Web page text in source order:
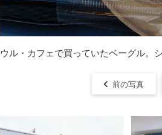
ウル・カフェで買っていたベーグル。
前の写真